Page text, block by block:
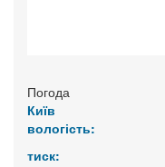
Погода
Київ
вологість:
тиск: